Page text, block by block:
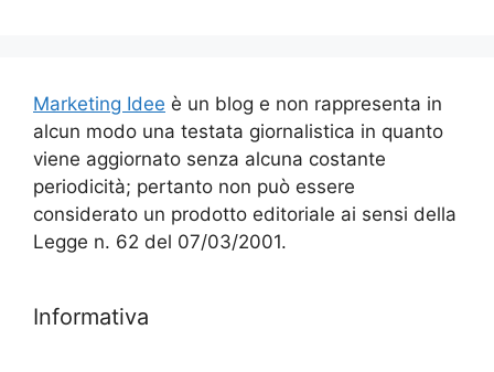
Marketing Idee è un blog e non rappresenta in
alcun modo una testata giornalistica in quanto
viene aggiornato senza alcuna costante
periodicità; pertanto non può essere
considerato un prodotto editoriale ai sensi della
Legge n. 62 del 07/03/2001.
Informativa